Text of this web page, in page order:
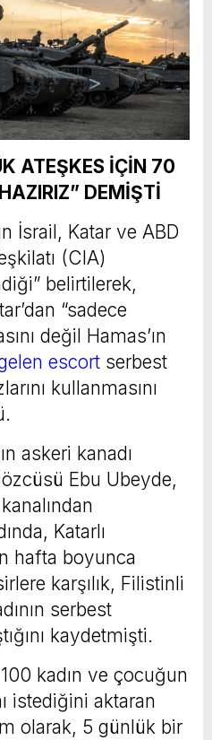
ATEŞKES İÇİN 70
DEMİŞTİ
İsrail, Katar ve ABD
(CIA)
belirtilerek,
“sadece
değil Hamas’ın
escort serbest
kullanmasını
askeri kanadı
Ebu Ubeyde,
Katarlı
hafta boyunca
karşılık, Filistinli
serbest
kaydetmişti.
kadın ve çocuğun
istediğini aktaran
olarak, 5 günlük bir